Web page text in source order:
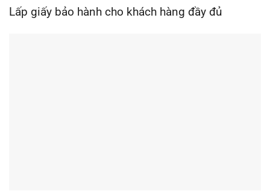
Lấp giấy bảo hành cho khách hàng đầy đủ